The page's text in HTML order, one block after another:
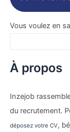
Vous voulez en
À propos
Inzejob
du recrutement.
déposez votre CV,